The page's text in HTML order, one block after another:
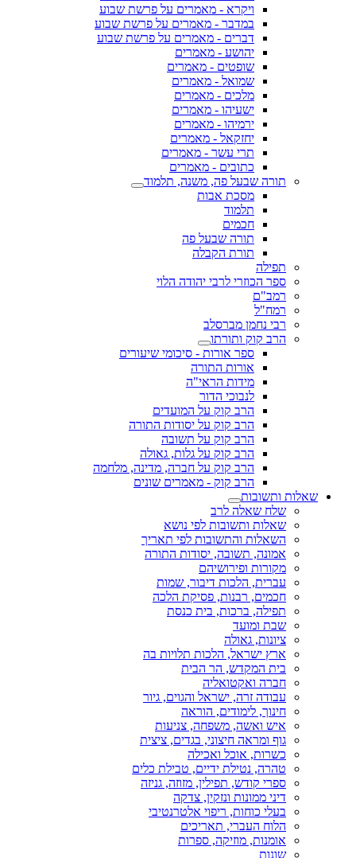
ויקרא - מאמרים על פרשת שבוע
במדבר - מאמרים על פרשת שבוע
דברים - מאמרים על פרשת שבוע
יהושע - מאמרים
שופטים - מאמרים
שמואל - מאמרים
מלכים - מאמרים
ישעיהו - מאמרים
ירמיהו - מאמרים
יחזקאל - מאמרים
תרי עשר - מאמרים
כתובים - מאמרים
תורה שבעל פה, משנה, תלמוד
מסכת אבות
תלמוד
חכמים
תורה שבעל פה
תורת הקבלה
תפילה
ספר הכוזרי לרבי יהודה הלוי
רמב"ם
רמח"ל
רבי נחמן מברסלב
הרב קוק ותורתו
ספר אורות - סיכומי שיעורים
אורות התורה
מידות הראי"ה
לנבוכי הדור
הרב קוק על המועדים
הרב קוק על יסודות התורה
הרב קוק על תשובה
הרב קוק על גלות, גאולה
הרב קוק על חברה, מדינה, מלחמה
הרב קוק - מאמרים שונים
שאלות ותשובות
שלח שאלה לרב
שאלות ותשובות לפי נושא
השאלות והתשובות לפי תאריך
אמונה, תשובה, יסודות התורה
מקורות ופירושיהם
עברית, הלכות דיבור, שמות
חכמים, רבנות, פסיקת הלכה
תפילה, ברכות, בית כנסת
שבת ומועד
ציונות, גאולה
ארץ ישראל, הלכות תלויות בה
בית המקדש, הר הבית
חברה ואקטואליה
עבודה זרה, ישראל והגוים, גיור
חינוך, לימודים, הוראה
איש ואשה, משפחה, צניעות
גוף ומראה חיצוני, בגדים, ציצית
כשרות, אוכל ואכילה
טהרה, נטילת ידיים, טבילת כלים
ספרי קודש, תפילין, מזוזה, גניזה
דיני ממונות ונזקין, צדקה
בעלי כוחות, ריפוי אלטרנטיבי
הלוח העברי, תאריכים
אומנות, מוזיקה, ספרות
שונות